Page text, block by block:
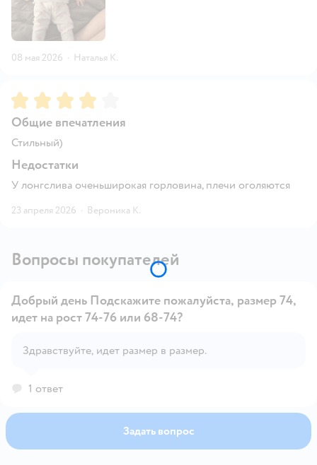
08 мая 2026 · Наталья К.
Рейтинг:4
Общие впечатления
Стильный)
Недостатки
У лонгслива оченьширокая горловина, плечи оголяются
23 апреля 2026 · Вероника К.
Вопросы покупателей
Открыть вопрос
Добрый день Подскажите пожалуйста, размер 74,
идет на рост 74-76 или 68-74?
Здравствуйте, идет размер в размер.
1 ответ
Задать вопрос